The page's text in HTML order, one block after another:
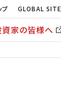
プ GLOBAL SITE
家の皆様へ